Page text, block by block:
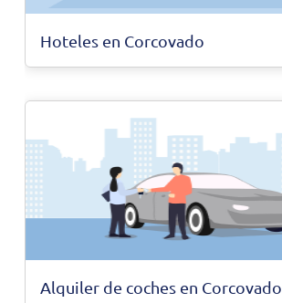
Hoteles en Corcovado
Alquiler de coches en Corcovado